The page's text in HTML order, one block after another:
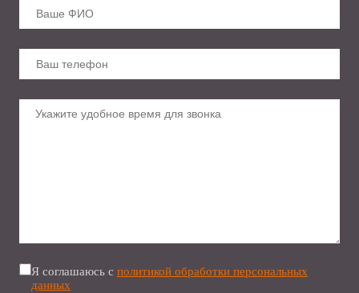
Я соглашаюсь с политикой обработки персональных
данных